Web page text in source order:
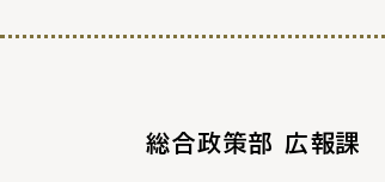
総合政策部 広報課